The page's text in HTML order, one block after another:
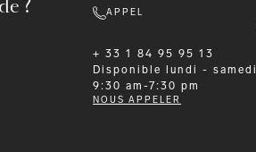
? APPEL
+ 33 1 84 95 95 13
Disponible
lundi - samedi
9:30 am-7:30 pm
NOUS APPELER